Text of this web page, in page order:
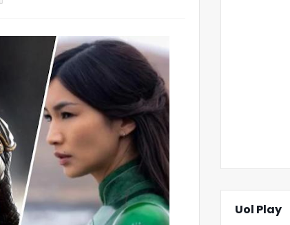
Uol Play